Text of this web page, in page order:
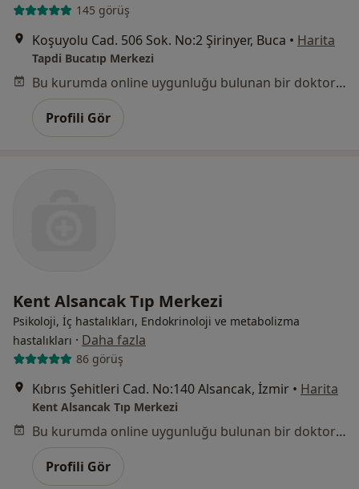
145 görüş
Koşuyolu Cad. 506 Sok. No:2 Şirinyer, Buca • Harita
Tapdi Bucatıp Merkezi
Bu kurumda online uygunluğu bulunan bir doktor veya uzman bulunamadı
Profili Gör
Kent Alsancak Tıp Merkezi
Psikoloji, İç hastalıkları, Endokrinoloji ve metabolizma
hastalıkları · Daha fazla
86 görüş
Kıbrıs Şehitleri Cad. No:140 Alsancak, İzmir • Harita
Kent Alsancak Tıp Merkezi
Bu kurumda online uygunluğu bulunan bir doktor veya uzman bulunamadı
Profili Gör